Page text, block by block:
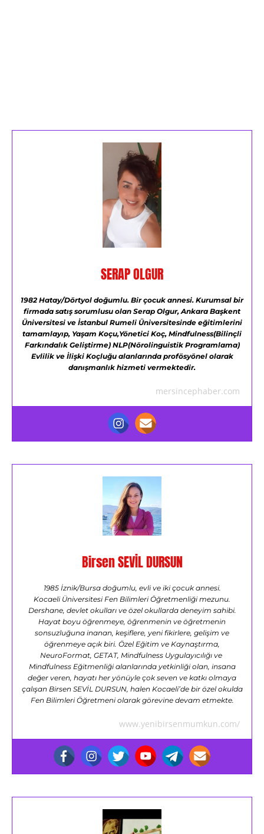
SERAP OLGUR
1982 Hatay/Dörtyol doğumlu. Bir çocuk annesi. Kurumsal bir
firmada satış sorumlusu olan Serap Olgur, Ankara Başkent
Üniversitesi ve İstanbul Rumeli Üniversitesinde eğitimlerini
tamamlayıp, Yaşam Koçu,Yönetici Koç, Mindfulness(Bilinçli
Farkındalık Geliştirme) NLP(Nörolinguistik Programlama)
Evlilik ve İlişki Koçluğu alanlarında profösyönel olarak
danışmanlık hizmeti vermektedir.
mersincephaber.com
Birsen SEVİL DURSUN
1985 İznik/Bursa doğumlu, evli ve iki çocuk annesi.
Kocaeli Üniversitesi Fen Bilimleri Öğretmenliği mezunu.
Dershane, devlet okulları ve özel okullarda deneyim sahibi.
Hayat boyu öğrenmeye, öğrenmenin ve öğretmenin
sonsuzluğuna inanan, keşiflere, yeni fikirlere, gelişim ve
öğrenmeye açık biri. Özel Eğitim ve Kaynaştırma,
NeuroFormat, GETAT, Mindfulness Uygulayıcılığı ve
Mindfulness Eğitmenliği alanlarında yetkinliği olan, insana
değer veren, hayatı her yönüyle çok seven ve katkı olmaya
çalışan Birsen SEVİL DURSUN, halen Kocaeli’de bir özel okulda
Fen Bilimleri Öğretmeni olarak görevine devam etmekte.
www.yenibirsenmumkun.com/